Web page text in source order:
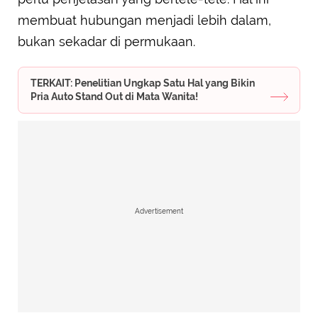
membuat hubungan menjadi lebih dalam,
bukan sekadar di permukaan.
TERKAIT: Penelitian Ungkap Satu Hal yang Bikin
Pria Auto Stand Out di Mata Wanita!
Advertisement